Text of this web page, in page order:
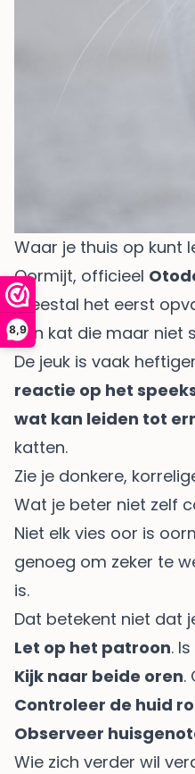
8,9
Waar je thuis op kunt
Oormijt, officieel
meestal het eerst
een kat die maar niet
De jeuk is vaak
reactie op het
wat kan leiden tot
katten.
Zie je donkere,
Wat je beter niet zelf
Niet elk vies oor is
genoeg om zeker te
is.
Dat betekent niet dat
Let op het patroon.
Kijk naar beide oren.
Controleer de huid
Observeer
Wie zich verder wil